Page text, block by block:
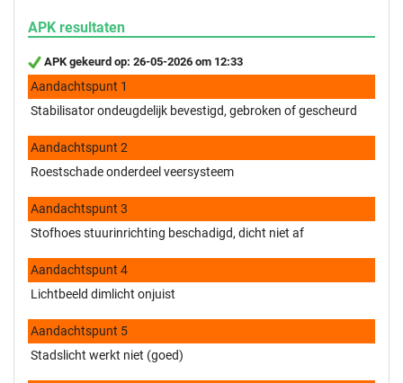
APK resultaten
APK gekeurd op: 26-05-2026 om 12:33
Aandachtspunt 1
Stabilisator ondeugdelijk bevestigd, gebroken of gescheurd
Aandachtspunt 2
Roestschade onderdeel veersysteem
Aandachtspunt 3
Stofhoes stuurinrichting beschadigd, dicht niet af
Aandachtspunt 4
Lichtbeeld dimlicht onjuist
Aandachtspunt 5
Stadslicht werkt niet (goed)